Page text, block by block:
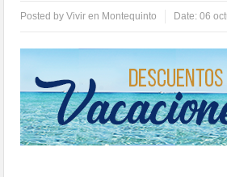
Posted byVivir en Montequinto Date:06